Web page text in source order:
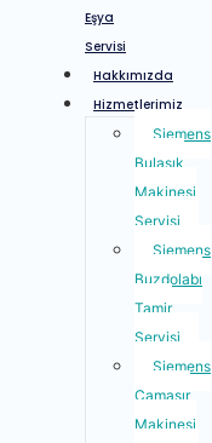
Eşya
Servisi
Hakkımızda
Hizmetlerimiz
Siemens
Bulaşık
Makinesi
Servisi
Siemens
Buzdolabı
Tamir
Servisi
Siemens
Çamaşır
Makinesi